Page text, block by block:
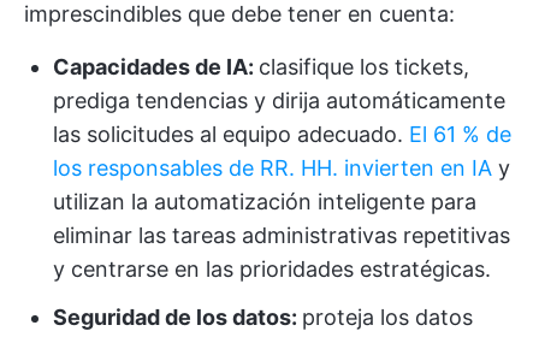
imprescindibles que debe tener en cuenta:
Capacidades de IA: clasifique los tickets,
prediga tendencias y dirija automáticamente
las solicitudes al equipo adecuado. El 61 % de
los responsables de RR. HH. invierten en IA y
utilizan la automatización inteligente para
eliminar las tareas administrativas repetitivas
y centrarse en las prioridades estratégicas.
Seguridad de los datos: proteja los datos